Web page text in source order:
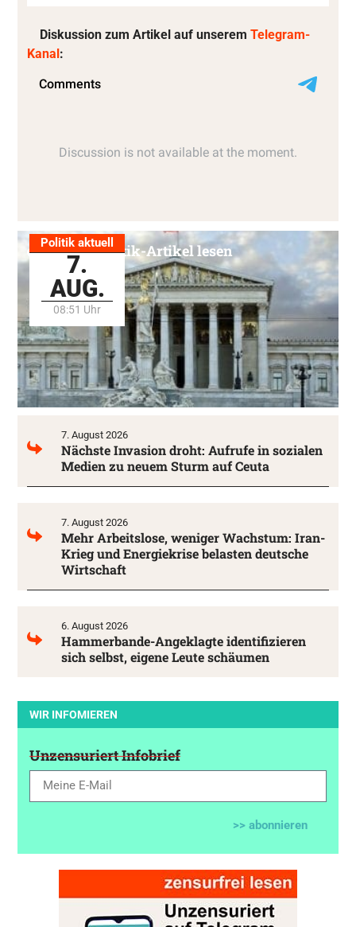
Diskussion zum Artikel auf unserem Telegram-
Kanal:
Politik aktuell
7.
AUG.
08:51 Uhr
Alle Politik-Artikel lesen
7. August 2026
Nächste Invasion droht: Aufrufe in sozialen
Medien zu neuem Sturm auf Ceuta
7. August 2026
Mehr Arbeitslose, weniger Wachstum: Iran-
Krieg und Energiekrise belasten deutsche
Wirtschaft
6. August 2026
Hammerbande-Angeklagte identifizieren
sich selbst, eigene Leute schäumen
WIR INFOMIEREN
Unzensuriert Infobrief
>> abonnieren